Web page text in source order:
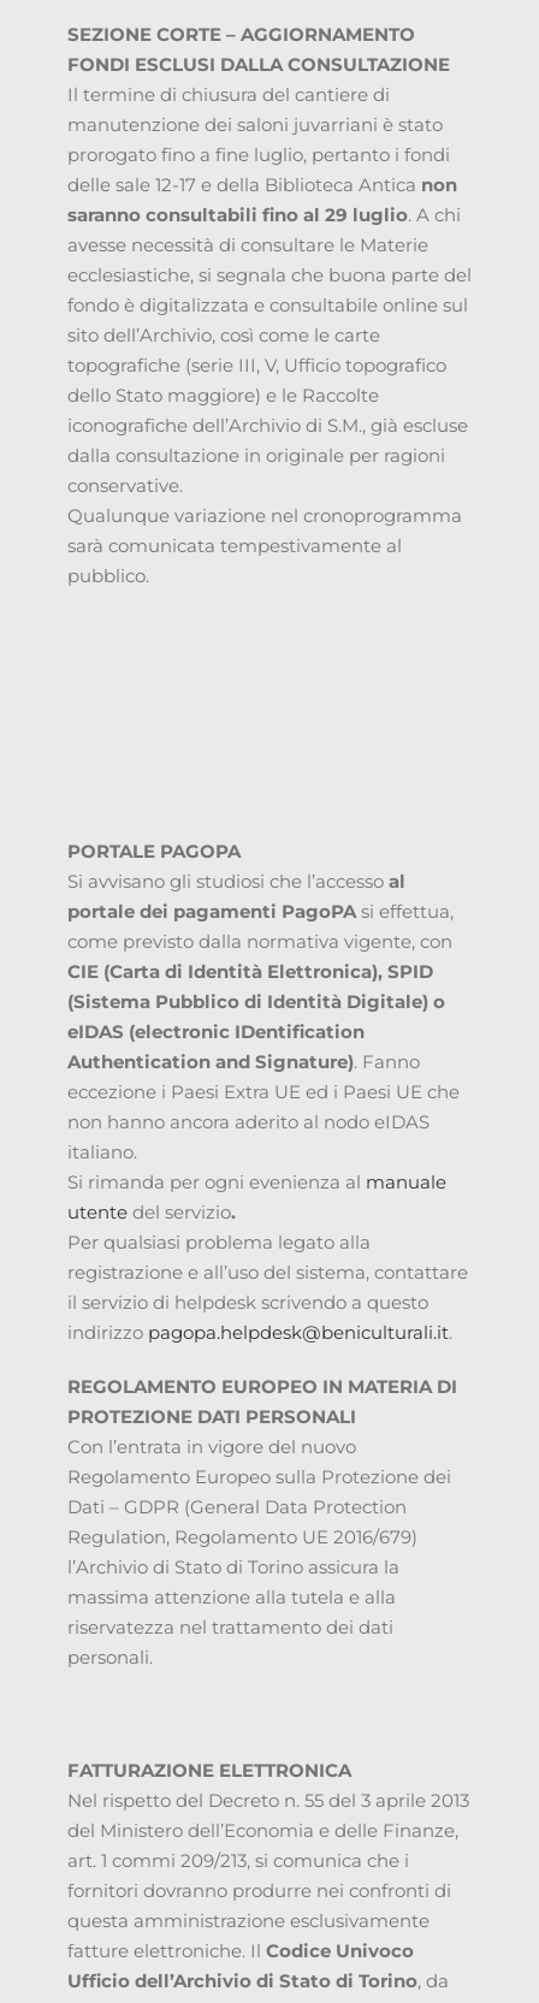
SEZIONE CORTE – AGGIORNAMENTO
FONDI ESCLUSI DALLA CONSULTAZIONE
Il termine di chiusura del cantiere di
manutenzione dei saloni juvarriani è stato
prorogato fino a fine luglio, pertanto i fondi
delle sale 12-17 e della Biblioteca Antica non
saranno consultabili fino al 29 luglio. A chi
avesse necessità di consultare le Materie
ecclesiastiche, si segnala che buona parte del
fondo è digitalizzata e consultabile online sul
sito dell’Archivio, così come le carte
topografiche (serie III, V, Ufficio topografico
dello Stato maggiore) e le Raccolte
iconografiche dell’Archivio di S.M., già escluse
dalla consultazione in originale per ragioni
conservative.
Qualunque variazione nel cronoprogramma
sarà comunicata tempestivamente al
pubblico.
PORTALE PAGOPA
Si avvisano gli studiosi che l’accesso al
portale dei pagamenti PagoPA si effettua,
come previsto dalla normativa vigente, con
CIE (Carta di Identità Elettronica), SPID
(Sistema Pubblico di Identità Digitale) o
eIDAS (electronic IDentification
Authentication and Signature). Fanno
eccezione i Paesi Extra UE ed i Paesi UE che
non hanno ancora aderito al nodo eIDAS
italiano.
Si rimanda per ogni evenienza al manuale
utente del servizio.
Per qualsiasi problema legato alla
registrazione e all’uso del sistema, contattare
il servizio di helpdesk scrivendo a questo
indirizzo pagopa.helpdesk@beniculturali.it.
REGOLAMENTO EUROPEO IN MATERIA DI
PROTEZIONE DATI PERSONALI
Con l’entrata in vigore del nuovo
Regolamento Europeo sulla Protezione dei
Dati – GDPR (General Data Protection
Regulation, Regolamento UE 2016/679)
l’Archivio di Stato di Torino assicura la
massima attenzione alla tutela e alla
riservatezza nel trattamento dei dati
personali.
FATTURAZIONE ELETTRONICA
Nel rispetto del Decreto n. 55 del 3 aprile 2013
del Ministero dell’Economia e delle Finanze,
art. 1 commi 209/213, si comunica che i
fornitori dovranno produrre nei confronti di
questa amministrazione esclusivamente
fatture elettroniche. Il Codice Univoco
Ufficio dell’Archivio di Stato di Torino, da